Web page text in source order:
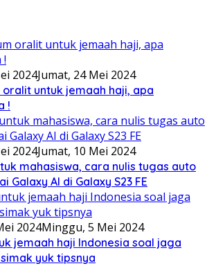
2024Jumat, 24 Mei 2024
oralit untuk jemaah haji, apa
!
2024Jumat, 10 Mei 2024
mahasiswa, cara nulis tugas auto
Galaxy AI di Galaxy S23 FE
2024Minggu, 5 Mei 2024
jemaah haji Indonesia soal jaga
yuk tipsnya